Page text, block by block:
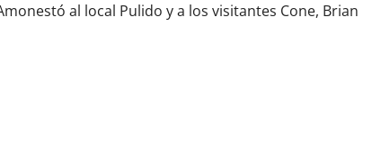
al local Pulido y a los visitantes Cone, Brian